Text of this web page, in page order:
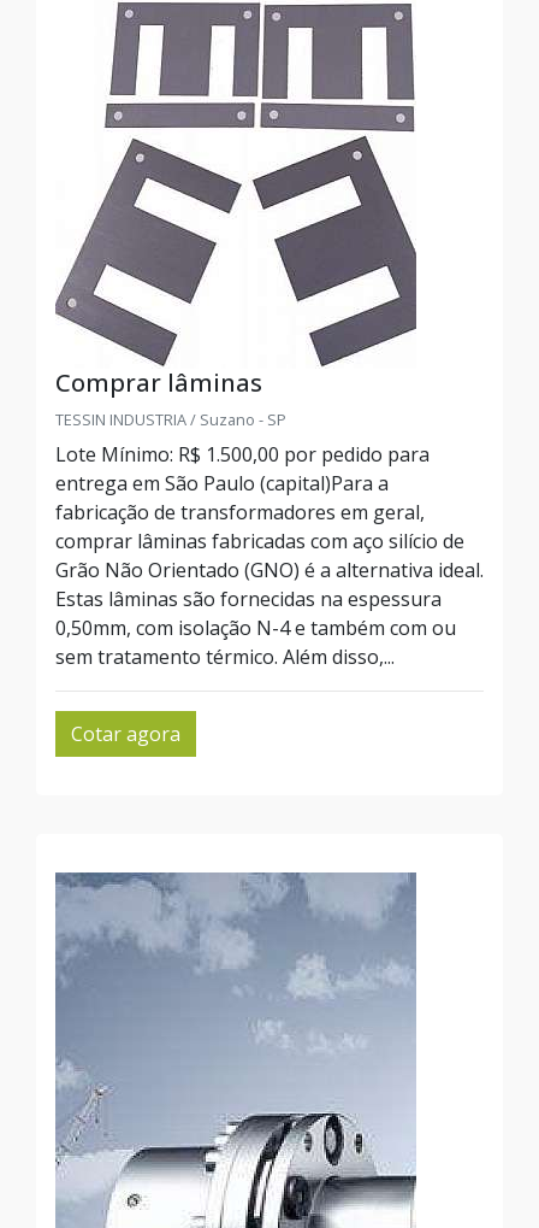
Comprar lâminas
TESSIN INDUSTRIA / Suzano - SP
Lote Mínimo: R$ 1.500,00 por pedido para
entrega em São Paulo (capital)Para a
fabricação de transformadores em geral,
comprar lâminas fabricadas com aço silício de
Grão Não Orientado (GNO) é a alternativa ideal.
Estas lâminas são fornecidas na espessura
0,50mm, com isolação N-4 e também com ou
sem tratamento térmico. Além disso,...
Cotar agora